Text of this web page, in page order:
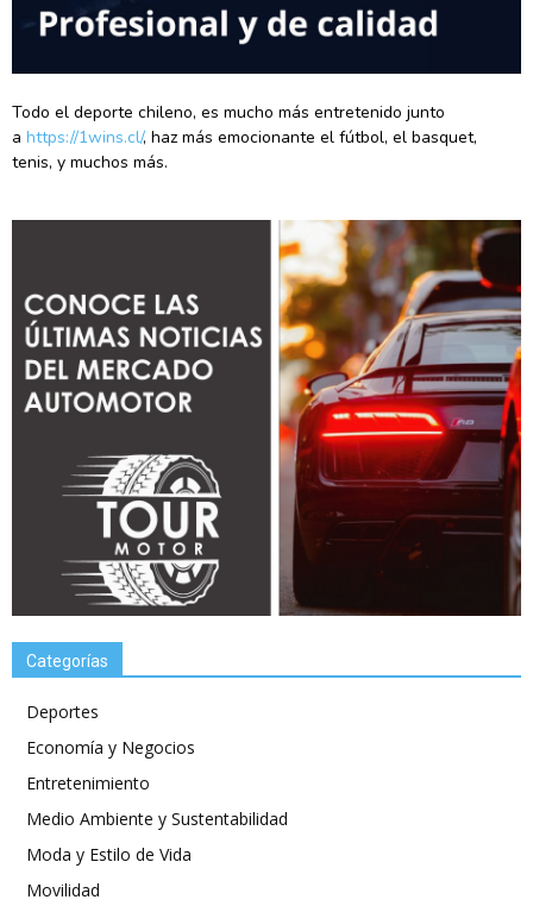
Todo el deporte chileno, es mucho más entretenido junto
a https://1wins.cl/, haz más emocionante el fútbol, el basquet,
tenis, y muchos más.
Categorías
Deportes
Economía y Negocios
Entretenimiento
Medio Ambiente y Sustentabilidad
Moda y Estilo de Vida
Movilidad